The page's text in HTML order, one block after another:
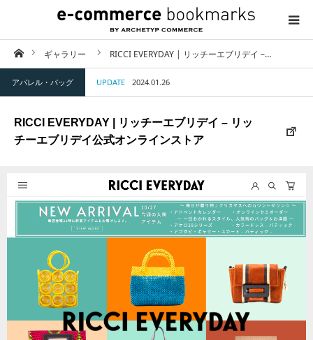
ホームギャラリー RICCI EVERYDAY | リッチーエブリデイ –…
アパレル・バッグ UPDATE 2024.01.26
RICCI EVERYDAY | リッチーエブリデイ – リッ
チーエブリデイ公式オンラインストア
TOP
ABOUT
CATEGORY